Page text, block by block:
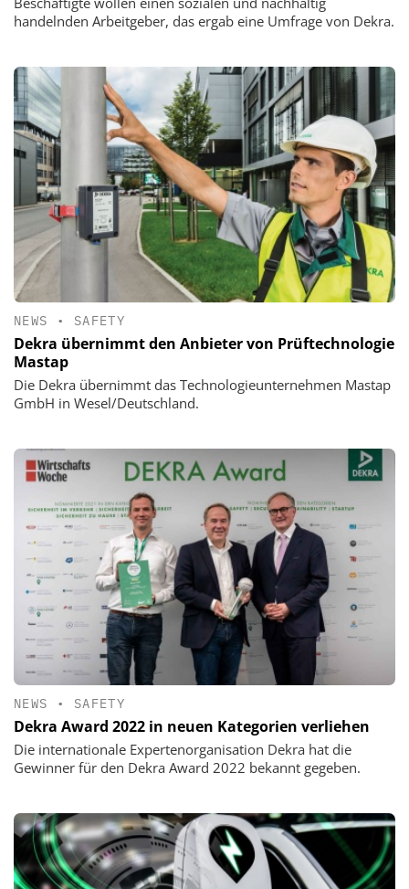
handelnden Arbeitgeber, das ergab eine Umfrage von Dekra.
NEWS • SAFETY
Dekra übernimmt den Anbieter von Prüftechnologie
Mastap
Die Dekra übernimmt das Technologieunternehmen Mastap
GmbH in Wesel/Deutschland.
NEWS • SAFETY
Dekra Award 2022 in neuen Kategorien verliehen
Die internationale Expertenorganisation Dekra hat die
Gewinner für den Dekra Award 2022 bekannt gegeben.